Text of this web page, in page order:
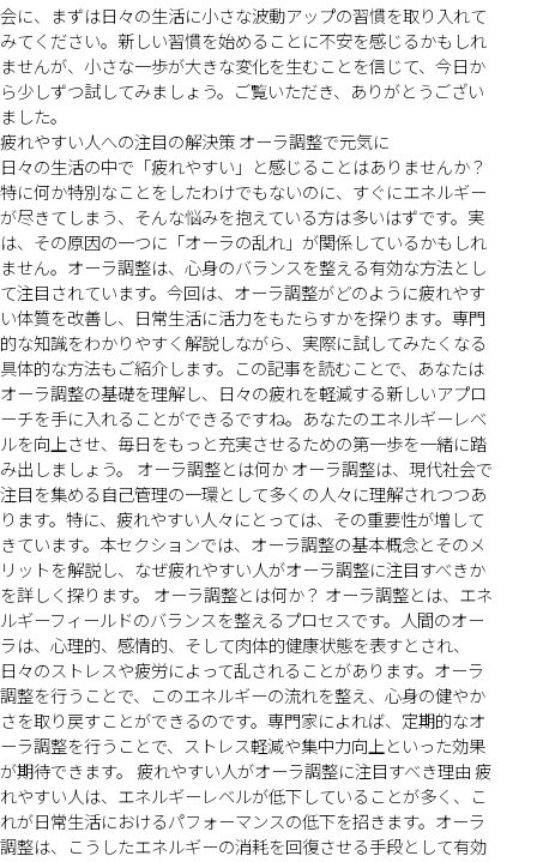
会に、まずは日々の生活に小さな波動アップの習慣を取り入れて
みてください。新しい習慣を始めることに不安を感じるかもしれ
ませんが、小さな一歩が大きな変化を生むことを信じて、今日か
ら少しずつ試してみましょう。ご覧いただき、ありがとうござい
ました。
疲れやすい人への注目の解決策 オーラ調整で元気に
日々の生活の中で「疲れやすい」と感じることはありませんか？
特に何か特別なことをしたわけでもないのに、すぐにエネルギー
が尽きてしまう、そんな悩みを抱えている方は多いはずです。実
は、その原因の一つに「オーラの乱れ」が関係しているかもしれ
ません。オーラ調整は、心身のバランスを整える有効な方法とし
て注目されています。今回は、オーラ調整がどのように疲れやす
い体質を改善し、日常生活に活力をもたらすかを探ります。専門
的な知識をわかりやすく解説しながら、実際に試してみたくなる
具体的な方法もご紹介します。この記事を読むことで、あなたは
オーラ調整の基礎を理解し、日々の疲れを軽減する新しいアプロ
ーチを手に入れることができるですね。あなたのエネルギーレベ
ルを向上させ、毎日をもっと充実させるための第一歩を一緒に踏
み出しましょう。 オーラ調整とは何か オーラ調整は、現代社会で
注目を集める自己管理の一環として多くの人々に理解されつつあ
ります。特に、疲れやすい人々にとっては、その重要性が増して
きています。本セクションでは、オーラ調整の基本概念とそのメ
リットを解説し、なぜ疲れやすい人がオーラ調整に注目すべきか
を詳しく探ります。 オーラ調整とは何か？ オーラ調整とは、エネ
ルギーフィールドのバランスを整えるプロセスです。人間のオー
ラは、心理的、感情的、そして肉体的健康状態を表すとされ、
日々のストレスや疲労によって乱されることがあります。オーラ
調整を行うことで、このエネルギーの流れを整え、心身の健やか
さを取り戻すことができるのです。専門家によれば、定期的なオ
ーラ調整を行うことで、ストレス軽減や集中力向上といった効果
が期待できます。 疲れやすい人がオーラ調整に注目すべき理由 疲
れやすい人は、エネルギーレベルが低下していることが多く、こ
れが日常生活におけるパフォーマンスの低下を招きます。オーラ
調整は、こうしたエネルギーの消耗を回復させる手段として有効